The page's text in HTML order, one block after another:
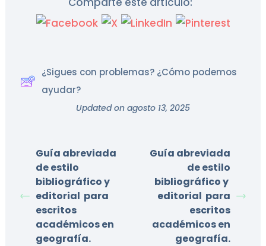
¿Sigues con problemas? ¿Cómo podemos
ayudar?
Updated on agosto 13, 2025
Guía abreviada
de estilo
bibliográfico y
editorial para
escritos
académicos en
geografía.
Guía abreviada
de estilo
bibliográfico y
editorial para
escritos
académicos en
geografía.